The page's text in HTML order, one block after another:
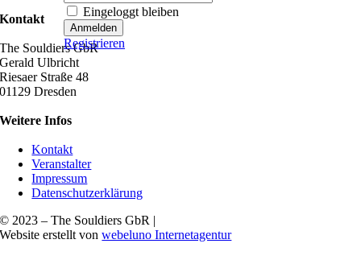
Eingeloggt bleiben
Registrieren
Kontakt
The Souldiers GbR
Gerald Ulbricht
Riesaer Straße 48
01129 Dresden
Weitere Infos
Kontakt
Veranstalter
Impressum
Datenschutzerklärung
© 2023 – The Souldiers GbR |
Website erstellt vonwebeluno Internetagentur